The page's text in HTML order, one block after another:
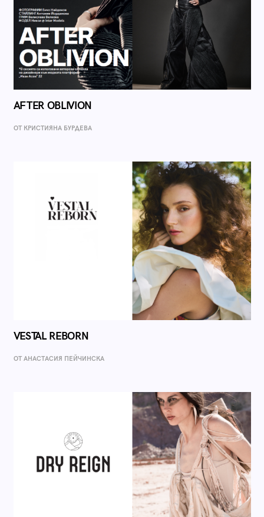
AFTER OBLIVION
ОТ КРИСТИЯНА БУРДЕВА
VESTAL REBORN
ОТ AНАСТАСИЯ ПЕЙЧИНСКА